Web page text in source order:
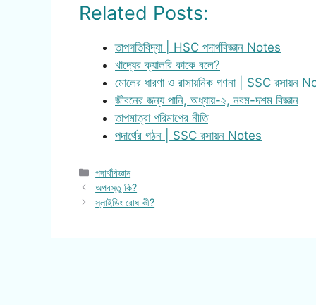
Related Posts:
তাপগতিবিদ্যা | HSC পদার্থবিজ্ঞান Notes
খাদ্যের ক্যালরি কাকে বলে?
মোলের ধারণা ও রাসায়নিক গণনা | SSC রসায়ন
জীবনের জন্য পানি, অধ্যায়-২, নবম-দশম বিজ্ঞান
তাপমাত্রা পরিমাপের নীতি
পদার্থের গঠন | SSC রসায়ন Notes
Categories
পদার্থবিজ্ঞান
অপবস্তু কি?
স্লাইডিং রোধ কী?